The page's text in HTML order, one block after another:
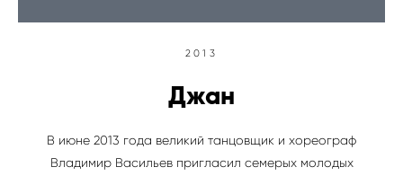
2013
Джан
В июне 2013 года великий танцовщик и хореограф
Владимир Васильев пригласил семерых молодых